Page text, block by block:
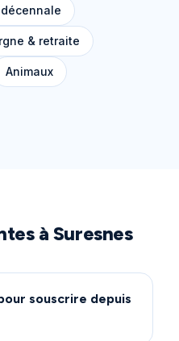
décennale
& retraite
Animaux
à Suresnes
souscrire depuis